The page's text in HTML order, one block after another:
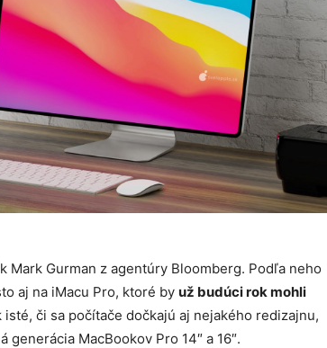
Mark Gurman z agentúry Bloomberg. Podľa neho
aj na iMacu Pro, ktoré by už budúci rok mohli
isté, či sa počítače dočkajú aj nejakého redizajnu,
MacBookov Pro 14″ a 16″.